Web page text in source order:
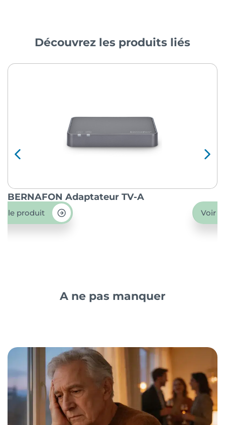
Découvrez les produits liés
BERNAFON Adaptateur TV-A
le produit Voir
A ne pas manquer